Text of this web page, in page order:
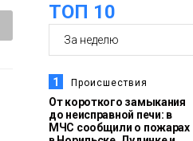
14:36
Плато
Путорана
На плато
ТОП 10
1 Происшествия
От короткого замыкания
до неисправной печи: в
МЧС сообщили о пожарах